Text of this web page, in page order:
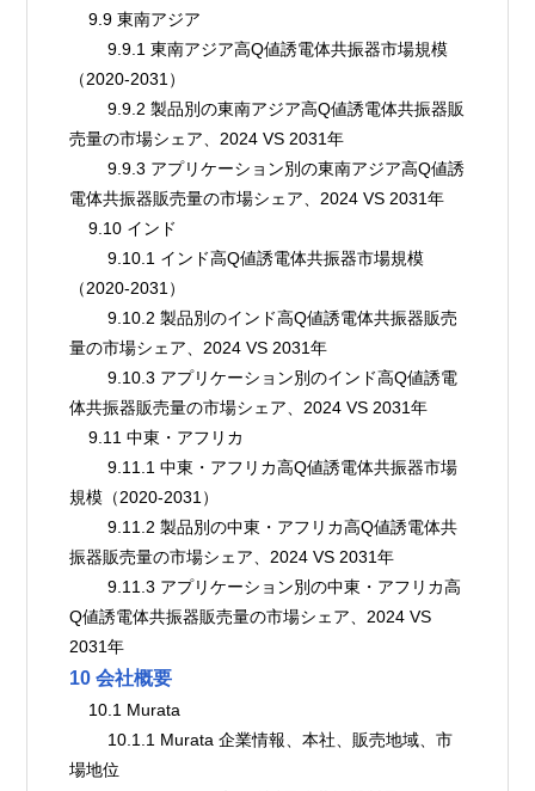
    9.9 東南アジア
        9.9.1 東南アジア高Q値誘電体共振器市場規模
（2020-2031）
        9.9.2 製品別の東南アジア高Q値誘電体共振器販
売量の市場シェア、2024 VS 2031年
        9.9.3 アプリケーション別の東南アジア高Q値誘
電体共振器販売量の市場シェア、2024 VS 2031年
    9.10 インド
        9.10.1 インド高Q値誘電体共振器市場規模
（2020-2031）
        9.10.2 製品別のインド高Q値誘電体共振器販売
量の市場シェア、2024 VS 2031年
        9.10.3 アプリケーション別のインド高Q値誘電
体共振器販売量の市場シェア、2024 VS 2031年
    9.11 中東・アフリカ
        9.11.1 中東・アフリカ高Q値誘電体共振器市場
規模（2020-2031）
        9.11.2 製品別の中東・アフリカ高Q値誘電体共
振器販売量の市場シェア、2024 VS 2031年
        9.11.3 アプリケーション別の中東・アフリカ高
Q値誘電体共振器販売量の市場シェア、2024 VS
2031年
10 会社概要
    10.1 Murata
場地位